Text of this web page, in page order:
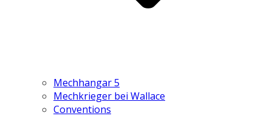
Mechhangar 5
Mechkrieger bei Wallace
Conventions